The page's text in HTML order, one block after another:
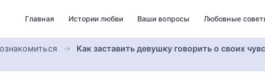
Главная Истории любви Ваши вопросы Любовные
Как заставить девушку говорить о своих